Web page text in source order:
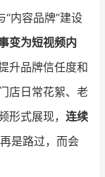
内容品牌”建设
变为短视频内
升品牌信任度和
店日常花絮、老
形式展现， 连续
是路过，而会